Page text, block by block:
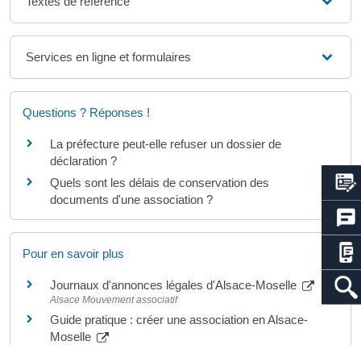
Services en ligne et formulaires
Questions ? Réponses !
La préfecture peut-elle refuser un dossier de
déclaration ?
Quels sont les délais de conservation des
documents d'une association ?
Pour en savoir plus
Journaux d'annonces légales d'Alsace-Moselle
Alsace Mouvement associatif
Guide pratique : créer une association en Alsace-
Moselle